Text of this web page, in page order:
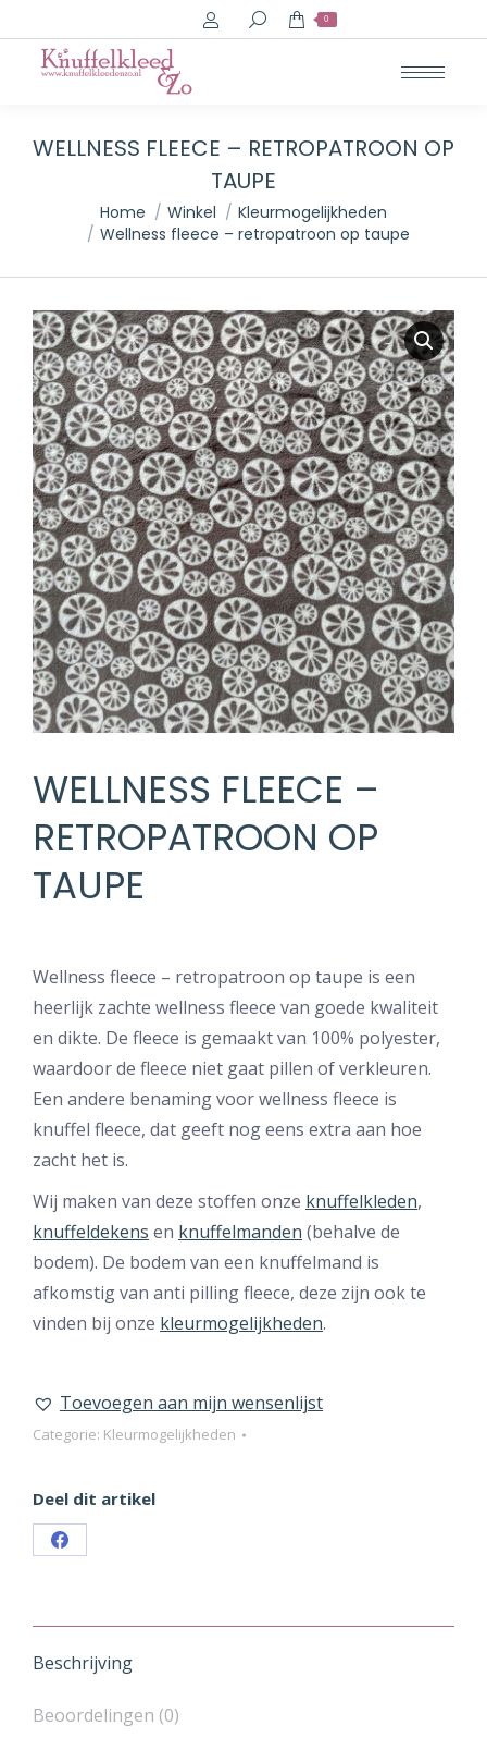
Search: 0
WELLNESS FLEECE – RETROPATROON OP
TAUPE
Je bent hier:
Home Winkel
Kleurmogelijkheden
Wellness fleece – retropatroon op taupe
WELLNESS FLEECE –
RETROPATROON OP
TAUPE
Wellness fleece – retropatroon op taupe is een
heerlijk zachte wellness fleece van goede kwaliteit
en dikte. De fleece is gemaakt van 100% polyester,
waardoor de fleece niet gaat pillen of verkleuren.
Een andere benaming voor wellness fleece is
knuffel fleece, dat geeft nog eens extra aan hoe
zacht het is.
Wij maken van deze stoffen onze knuffelkleden,
knuffeldekens en knuffelmanden (behalve de
bodem). De bodem van een knuffelmand is
afkomstig van anti pilling fleece, deze zijn ook te
vinden bij onze kleurmogelijkheden.
Toevoegen aan mijn wensenlijst
Categorie: Kleurmogelijkheden
Deel dit artikel
Share
Facebook
Beschrijving
Beoordelingen (0)